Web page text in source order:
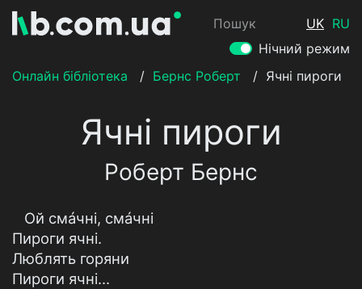
Пошук UK RU
Нічний режим
Онлайн бібліотека
/ Бернс Роберт / Ячні пироги
Ячні пироги
Роберт Бернс
Ой смáчні, смáчні
Пироги ячні.
Люблять горяни
Пироги ячні...